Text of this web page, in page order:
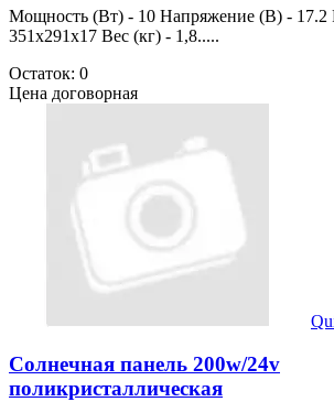
Мощность (Вт) - 10 Напряжение (В) - 17.2
351х291х17 Вес (кг) - 1,8.....
Остаток: 0
Цена договорная
Солнечная панель 200w/24v
поликристаллическая